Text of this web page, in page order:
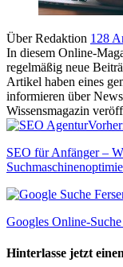
Über Redaktion 128
In diesem Online-
regelmäßig neue
Artikel haben eines
informieren über
Wissensmagazin
SEO für Anfänger –
Googles Online-
Hinterlasse jetzt